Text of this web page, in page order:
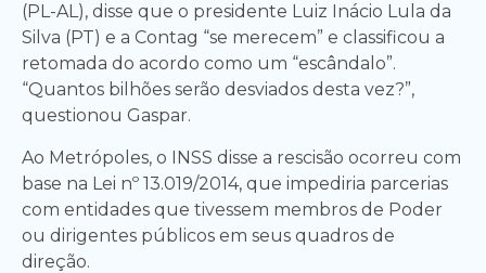
(PL-AL), disse que o presidente Luiz Inácio Lula da
Silva (PT) e a Contag “se merecem” e classificou a
retomada do acordo como um “escândalo”.
“Quantos bilhões serão desviados desta vez?”,
questionou Gaspar.
Ao Metrópoles, o INSS disse a rescisão ocorreu com
base na Lei nº 13.019/2014, que impediria parcerias
com entidades que tivessem membros de Poder
ou dirigentes públicos em seus quadros de
direção.